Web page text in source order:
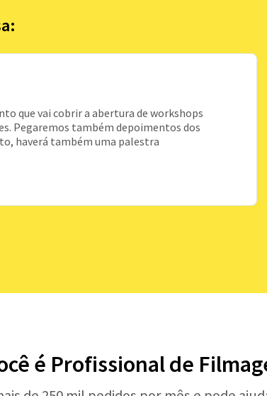
que vai cobrir a abertura de workshops
Pegaremos também depoimentos dos
haverá também uma palestra
é Profissional de